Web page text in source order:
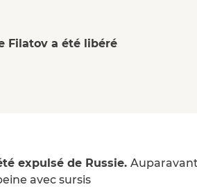
Filatov a été libéré
expulsé de Russie.
avec sursis